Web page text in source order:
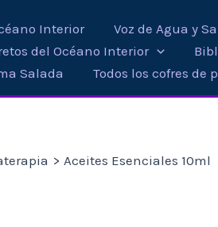
Interior Voz de Agua y
del Océano Interior
Salada
Todos los cofres de
Aceites Esenciales 10ml